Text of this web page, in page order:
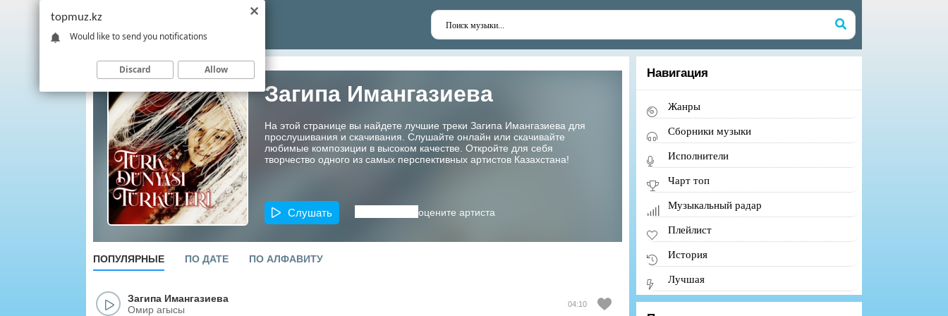
Загипа Имангазиева
На этой странице вы найдете лучшие треки Загипа Имангазиева для
прослушивания и скачивания. Слушайте онлайн или скачивайте
любимые композиции в высоком качестве. Откройте для себя
творчество одного из самых перспективных артистов Казахстана!
Слушать оцените артиста
ПОПУЛЯРНЫЕ ПО ДАТЕ ПО АЛФАВИТУ
Загипа Имангазиева
Омир агысы
04:10
Навигация
Жанры
Сборники музыки
Исполнители
Чарт топ
Музыкальный радар
Плейлист
История
Лучшая
topmuz.kz
Would like to send you notifications
Discard Allow